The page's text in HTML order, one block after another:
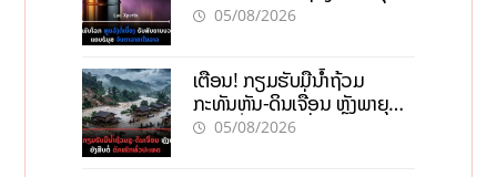
ຈັບຕາລາຄາໃນລາວ
05/08/2026
ເຕືອນ! ກຽມຮັບມືນໍ້າຖ້ວມ
ກະທັນຫັນ-ດິນເຈື່ອນ ຫຼັງພາຍຸຝົນ
ຍັງສືບຕໍ່ຕົກໜັກທົ່ວປະເທດ
05/08/2026